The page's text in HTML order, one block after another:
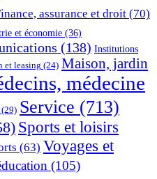
assurance et droit (70)
et économie (36)
(138) Institutions
et leasing (24) Maison, jardin
médecine
(29) Service (713)
Sports et loisirs
(63) Voyages et
(105)